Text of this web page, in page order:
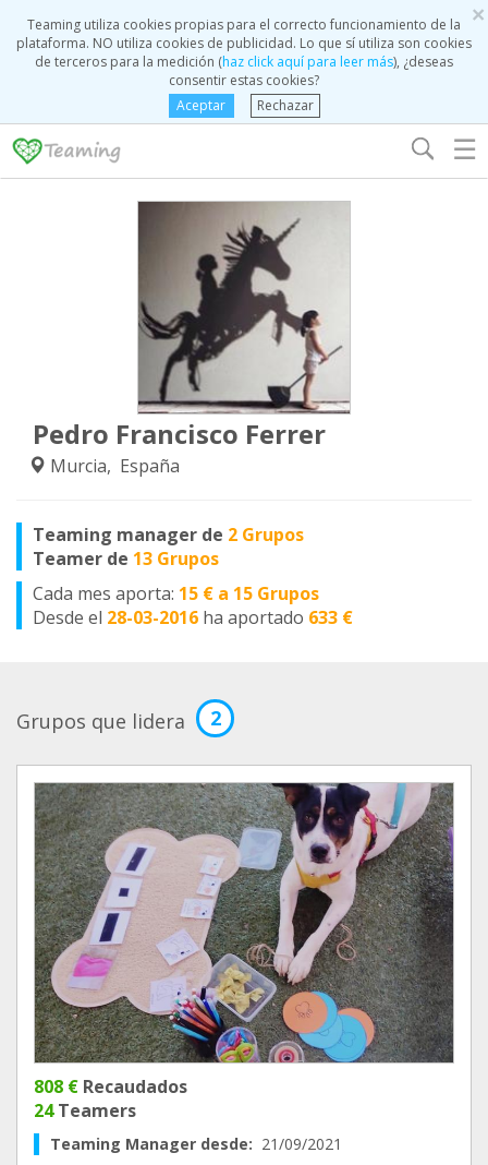
×
Teaming utiliza cookies propias para el correcto funcionamiento de la
plataforma. NO utiliza cookies de publicidad. Lo que sí utiliza son cookies
de terceros para la medición (haz click aquí para leer más), ¿deseas
consentir estas cookies?
Aceptar
Rechazar
☰
Pedro Francisco Ferrer
Murcia, España
Teaming manager de 2 Grupos
Teamer de 13 Grupos
Cada mes aporta: 15 € a 15 Grupos
Desde el 28-03-2016 ha aportado 633 €
Grupos que lidera 2
808 € Recaudados
24Teamers
Teaming Manager desde: 21/09/2021